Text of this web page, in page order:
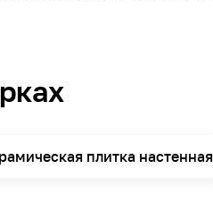
Камень
плитка настенная